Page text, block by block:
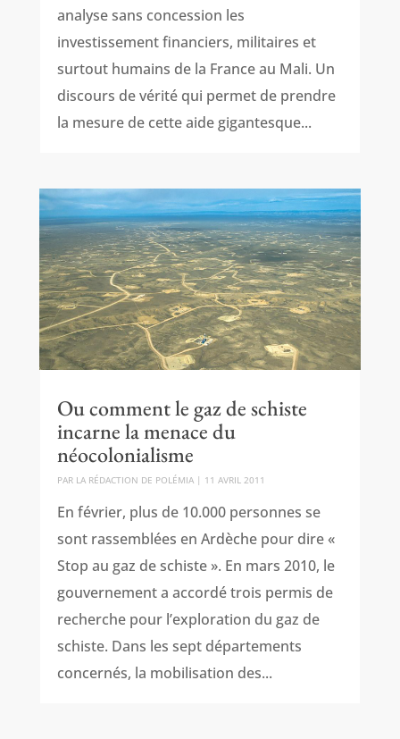
analyse sans concession les
investissement financiers, militaires et
surtout humains de la France au Mali. Un
discours de vérité qui permet de prendre
la mesure de cette aide gigantesque...
Ou comment le gaz de schiste
incarne la menace du
néocolonialisme
PAR LA RÉDACTION DE POLÉMIA| 11 AVRIL 2011
En février, plus de 10.000 personnes se
sont rassemblées en Ardèche pour dire «
Stop au gaz de schiste ». En mars 2010, le
gouvernement a accordé trois permis de
recherche pour l’exploration du gaz de
schiste. Dans les sept départements
concernés, la mobilisation des...